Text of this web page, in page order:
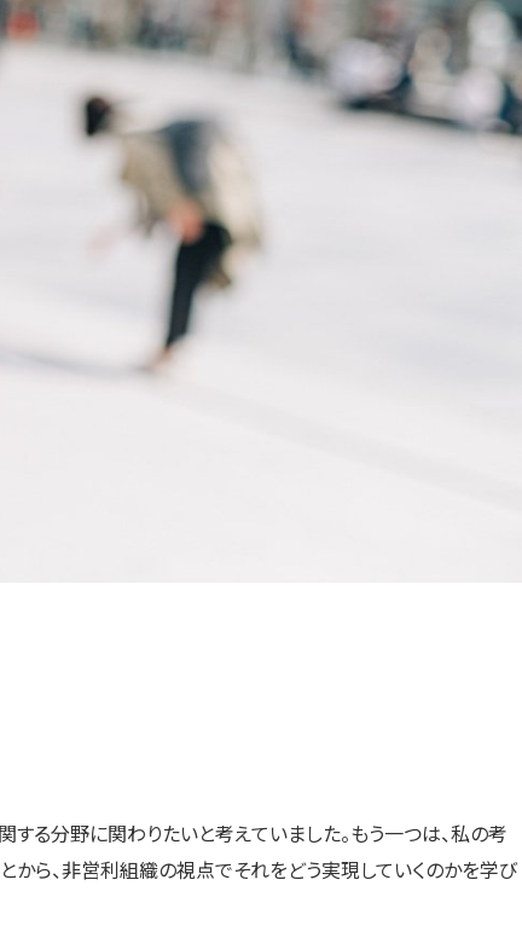
る分野に関わりたいと考えていました。もう一つは、私の考
から、非営利組織の視点でそれをどう実現していくのかを学び